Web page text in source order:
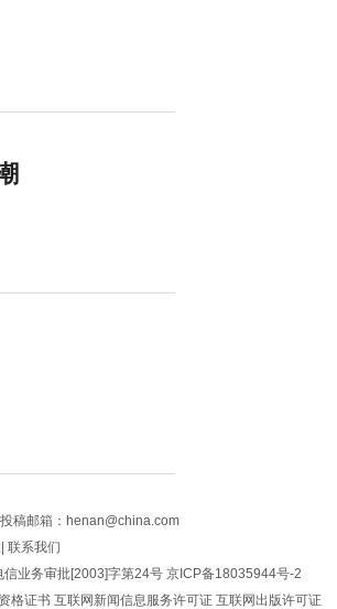
稿邮箱：henan@china.com
联系我们
信业务审批[2003]字第24号 京ICP备18035944号-2
格证书 互联网新闻信息服务许可证 互联网出版许可证